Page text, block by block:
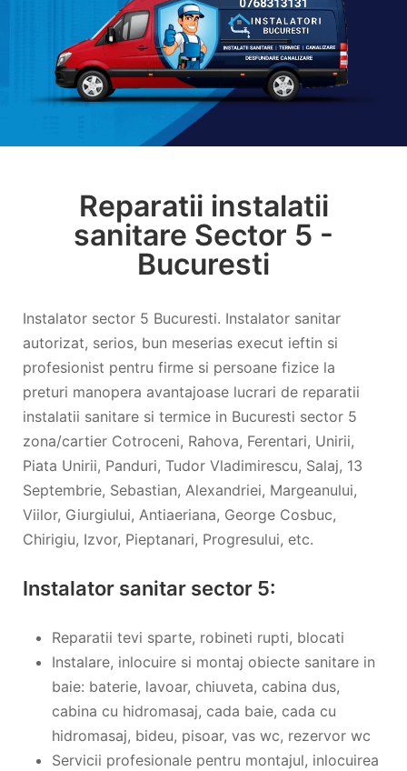
Reparatii instalatii
sanitare Sector 5 -
Bucuresti
Instalator sector 5 Bucuresti. Instalator sanitar
autorizat, serios, bun meserias execut ieftin si
profesionist pentru firme si persoane fizice la
preturi manopera avantajoase lucrari de reparatii
instalatii sanitare si termice in Bucuresti sector 5
zona/cartier Cotroceni, Rahova, Ferentari, Unirii,
Piata Unirii, Panduri, Tudor Vladimirescu, Salaj, 13
Septembrie, Sebastian, Alexandriei, Margeanului,
Viilor, Giurgiului, Antiaeriana, George Cosbuc,
Chirigiu, Izvor, Pieptanari, Progresului, etc.
Instalator sanitar sector 5:
Reparatii tevi sparte, robineti rupti, blocati
Instalare, inlocuire si montaj obiecte sanitare in
baie: baterie, lavoar, chiuveta, cabina dus,
cabina cu hidromasaj, cada baie, cada cu
hidromasaj, bideu, pisoar, vas wc, rezervor wc
Servicii profesionale pentru montajul, inlocuirea